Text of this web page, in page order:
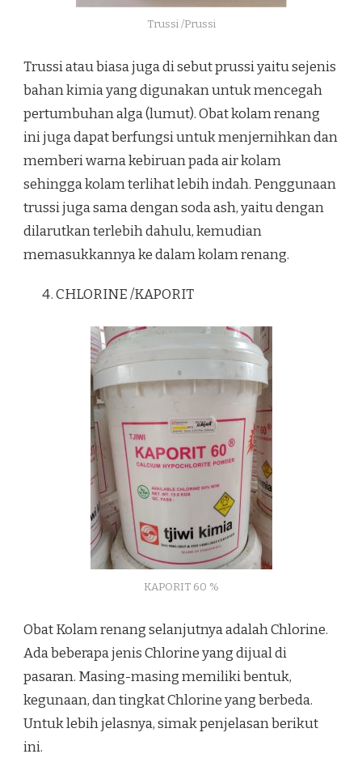
Trussi /Prussi
Trussi atau biasa juga di sebut prussi yaitu sejenis
bahan kimia yang digunakan untuk mencegah
pertumbuhan alga (lumut). Obat kolam renang
ini juga dapat berfungsi untuk menjernihkan dan
memberi warna kebiruan pada air kolam
sehingga kolam terlihat lebih indah. Penggunaan
trussi juga sama dengan soda ash, yaitu dengan
dilarutkan terlebih dahulu, kemudian
memasukkannya ke dalam kolam renang.
CHLORINE /KAPORIT
KAPORIT 60 %
Obat Kolam renang selanjutnya adalah Chlorine.
Ada beberapa jenis Chlorine yang dijual di
pasaran. Masing-masing memiliki bentuk,
kegunaan, dan tingkat Chlorine yang berbeda.
Untuk lebih jelasnya, simak penjelasan berikut
ini.